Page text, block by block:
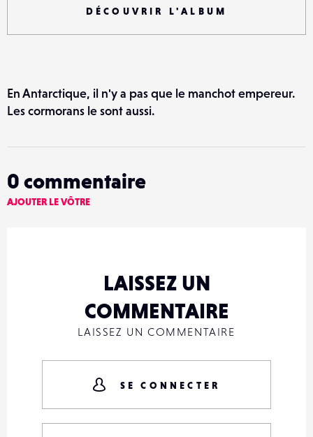
DÉCOUVRIR L'ALBUM
En Antarctique, il n'y a pas que le manchot empereur.
Les cormorans le sont aussi.
0 commentaire
AJOUTER LE VÔTRE
LAISSEZ UN
COMMENTAIRE
LAISSEZ UN COMMENTAIRE
SE CONNECTER